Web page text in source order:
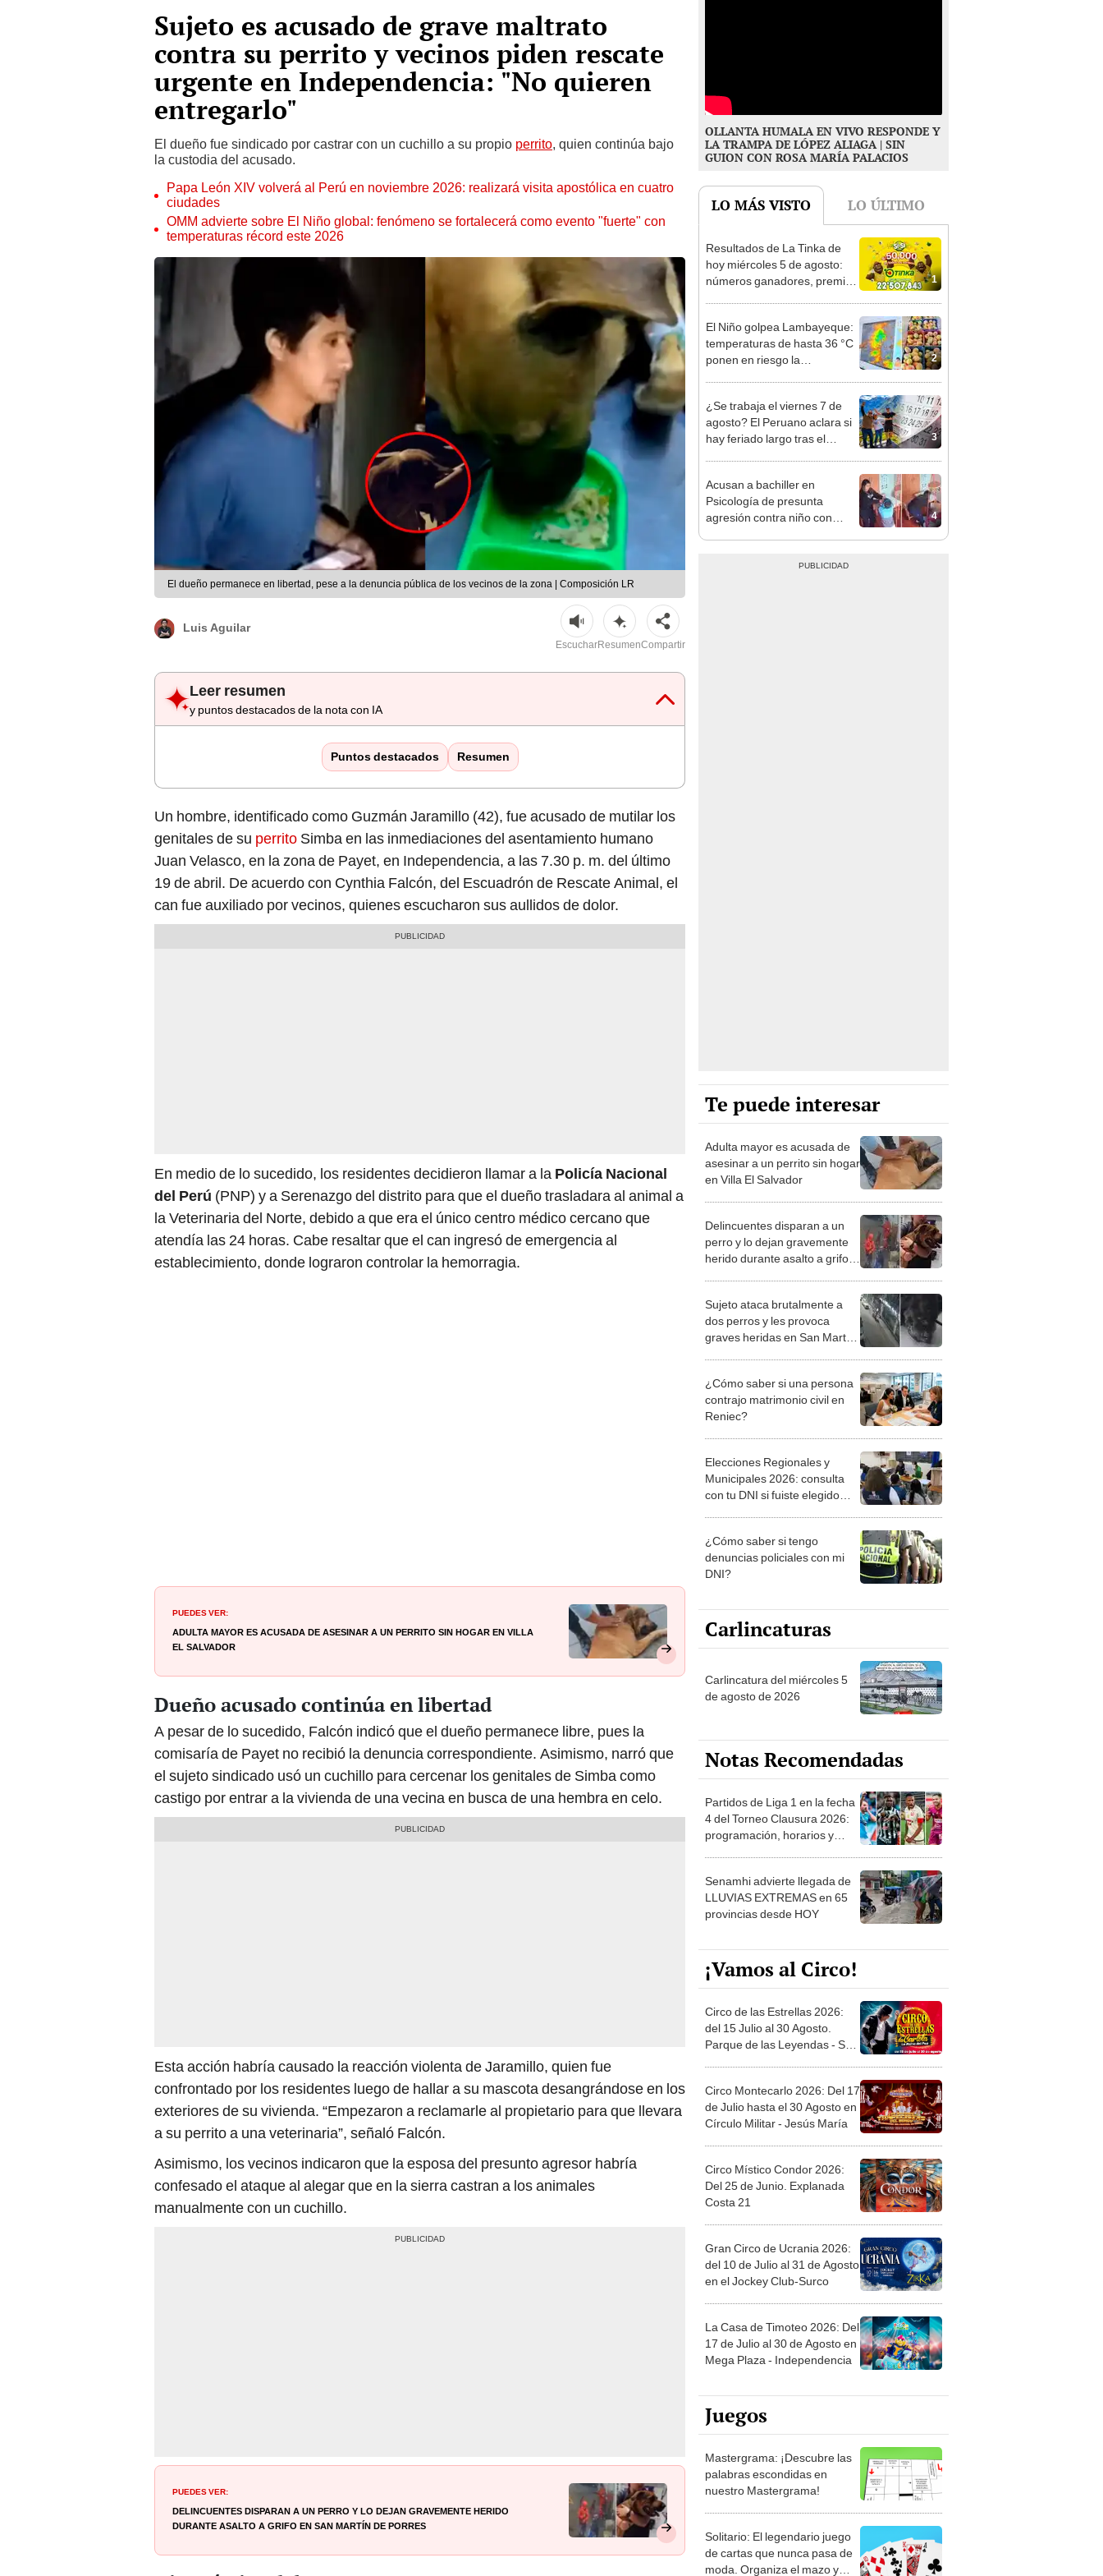
Sujeto es acusado de grave maltrato
contra su perrito y vecinos piden rescate
urgente en Independencia: "No quieren
entregarlo"
El dueño fue sindicado por castrar con un cuchillo a su propio perrito, quien continúa bajo
la custodia del acusado.
Papa León XIV volverá al Perú en noviembre 2026: realizará visita apostólica en cuatro
ciudades
OMM advierte sobre El Niño global: fenómeno se fortalecerá como evento "fuerte" con
temperaturas récord este 2026
El dueño permanece en libertad, pese a la denuncia pública de los vecinos de la zona | Composición LR
Luis Aguilar
EscucharResumenCompartir
Leer resumen
y puntos destacados de la nota con IA
Puntos destacados Resumen
Un hombre, identificado como Guzmán Jaramillo (42), fue acusado de mutilar los
genitales de su perrito Simba en las inmediaciones del asentamiento humano
Juan Velasco, en la zona de Payet, en Independencia, a las 7.30 p. m. del último
19 de abril. De acuerdo con Cynthia Falcón, del Escuadrón de Rescate Animal, el
can fue auxiliado por vecinos, quienes escucharon sus aullidos de dolor.
En medio de lo sucedido, los residentes decidieron llamar a la Policía Nacional
del Perú (PNP) y a Serenazgo del distrito para que el dueño trasladara al animal a
la Veterinaria del Norte, debido a que era el único centro médico cercano que
atendía las 24 horas. Cabe resaltar que el can ingresó de emergencia al
establecimiento, donde lograron controlar la hemorragia.
PUEDES VER:
Adulta mayor es acusada de asesinar a un perrito sin hogar en Villa
El Salvador
Dueño acusado continúa en libertad
A pesar de lo sucedido, Falcón indicó que el dueño permanece libre, pues la
comisaría de Payet no recibió la denuncia correspondiente. Asimismo, narró que
el sujeto sindicado usó un cuchillo para cercenar los genitales de Simba como
castigo por entrar a la vivienda de una vecina en busca de una hembra en celo.
Esta acción habría causado la reacción violenta de Jaramillo, quien fue
confrontado por los residentes luego de hallar a su mascota desangrándose en los
exteriores de su vivienda. “Empezaron a reclamarle al propietario para que llevara
a su perrito a una veterinaria”, señaló Falcón.
Asimismo, los vecinos indicaron que la esposa del presunto agresor habría
confesado el ataque al alegar que en la sierra castran a los animales
manualmente con un cuchillo.
PUEDES VER:
Delincuentes disparan a un perro y lo dejan gravemente herido
durante asalto a grifo en San Martín de Porres
OLLANTA HUMALA EN VIVO RESPONDE Y
LA TRAMPA DE LÓPEZ ALIAGA | SIN
GUION CON ROSA MARÍA PALACIOS
LO MÁS VISTO LO ÚLTIMO
1
Resultados de La Tinka de
hoy miércoles 5 de agosto:
números ganadores, premios
2
El Niño golpea Lambayeque:
temperaturas de hasta 36 °C
ponen en riesgo la
3
¿Se trabaja el viernes 7 de
agosto? El Peruano aclara si
hay feriado largo tras el
4
Acusan a bachiller en
Psicología de presunta
agresión contra niño con
Te puede interesar
Adulta mayor es acusada de
asesinar a un perrito sin hogar
en Villa El Salvador
Delincuentes disparan a un
perro y lo dejan gravemente
herido durante asalto a grifo
Sujeto ataca brutalmente a
dos perros y les provoca
graves heridas en San Martín
¿Cómo saber si una persona
contrajo matrimonio civil en
Reniec?
Elecciones Regionales y
Municipales 2026: consulta
con tu DNI si fuiste elegido
la ONPE
¿Cómo saber si tengo
denuncias policiales con mi
DNI?
Carlincaturas
Carlincatura del miércoles 5
de agosto de 2026
Notas Recomendadas
Partidos de Liga 1 en la fecha
4 del Torneo Clausura 2026:
programación, horarios y
Senamhi advierte llegada de
LLUVIAS EXTREMAS en 65
provincias desde HOY
¡Vamos al Circo!
Circo de las Estrellas 2026:
del 15 Julio al 30 Agosto.
Parque de las Leyendas - San
Circo Montecarlo 2026: Del 17
de Julio hasta el 30 Agosto en
Círculo Militar - Jesús María
Circo Místico Condor 2026:
Del 25 de Junio. Explanada
Costa 21
Gran Circo de Ucrania 2026:
del 10 de Julio al 31 de Agosto
en el Jockey Club-Surco
La Casa de Timoteo 2026: Del
17 de Julio al 30 de Agosto en
Mega Plaza - Independencia
Juegos
Mastergrama: ¡Descubre las
palabras escondidas en
nuestro Mastergrama!
Solitario: El legendario juego
de cartas que nunca pasa de
moda. Organiza el mazo y